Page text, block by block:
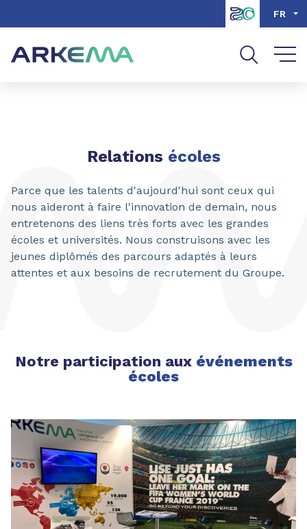
Aller à la recherche
FR
Relations écoles
Parce que les talents d'aujourd'hui sont ceux qui
nous aideront à faire l'innovation de demain, nous
entretenons des liens très forts avec les grandes
écoles et universités. Nous construisons avec les
jeunes diplômés des parcours adaptés à leurs
attentes et aux besoins de recrutement du Groupe.
Notre participation aux événements
écoles